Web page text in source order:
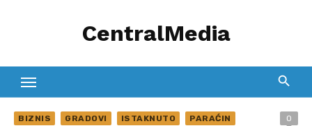
CentralMedia
BIZNIS GRADOVI ISTAKNUTO
PARAĆIN
0